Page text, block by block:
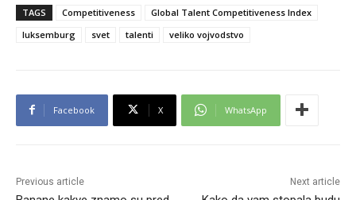
TAGS Competitiveness
Global Talent Competitiveness Index
luksemburg
svet talenti veliko vojvodstvo
Facebook X WhatsApp
Previous article Next article